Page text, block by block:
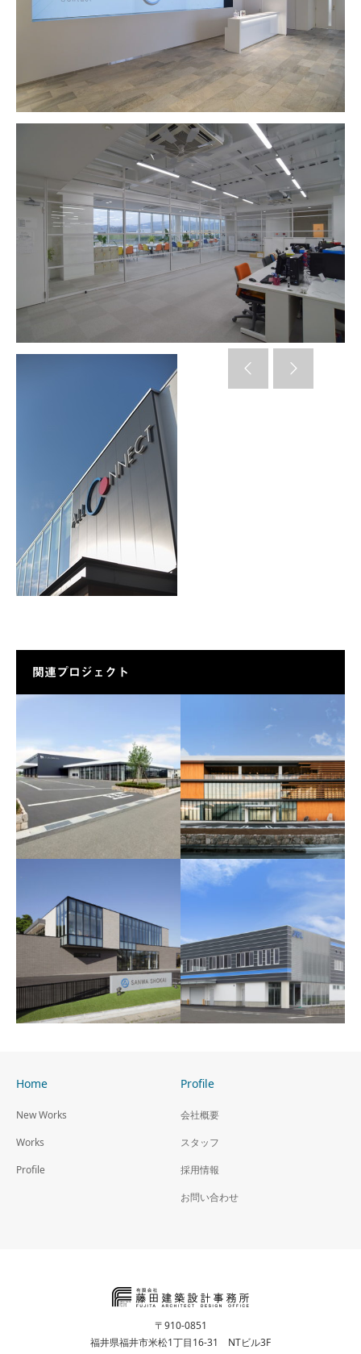
関連プロジェクト
アップル流通株式会社
（株）エル・ローズ グ
ランゲート
（株）三和商会本社ビル サプラ福井支店
Home
New Works
Works
Profile
Profile
会社概要
スタッフ
採用情報
お問い合わせ
〒910-0851
福井県福井市米松1丁目16-31 NTビル3F